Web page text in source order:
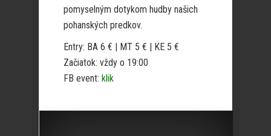
pomyselným dotykom hudby našich
pohanských predkov.
Entry: BA 6 € | MT 5 € | KE 5 €
Začiatok: vždy o 19:00
FB event: klik